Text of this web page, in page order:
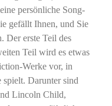
persönliche Song-
gefällt Ihnen, und Sie
Der erste Teil des
Teil wird es etwas
Werke vor, in
Darunter sind
Lincoln Child,